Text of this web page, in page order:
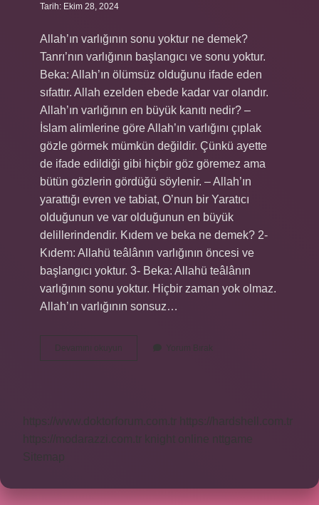
Tarih: Ekim 28, 2024
Allah’ın varlığının sonu yoktur ne demek?
Tanrı’nın varlığının başlangıcı ve sonu yoktur.
Beka: Allah’ın ölümsüz olduğunu ifade eden
sıfattır. Allah ezelden ebede kadar var olandır.
Allah’ın varlığının en büyük kanıtı nedir? –
İslam alimlerine göre Allah’ın varlığını çıplak
gözle görmek mümkün değildir. Çünkü ayette
de ifade edildiği gibi hiçbir göz göremez ama
bütün gözlerin gördüğü söylenir. – Allah’ın
yarattığı evren ve tabiat, O’nun bir Yaratıcı
olduğunun ve var olduğunun en büyük
delillerindendir. Kıdem ve beka ne demek? 2-
Kıdem: Allahü teâlânın varlığının öncesi ve
başlangıcı yoktur. 3- Beka: Allahü teâlânın
varlığının sonu yoktur. Hiçbir zaman yok olmaz.
Allah’ın varlığının sonsuz…
Devamını okuyun
Varlığının
Yorum Bırak
https://www.doktorforum.com.tr
https://hardshell.com.tr
https://modarazzi.com.tr
knight online
nttgame
Sitemap